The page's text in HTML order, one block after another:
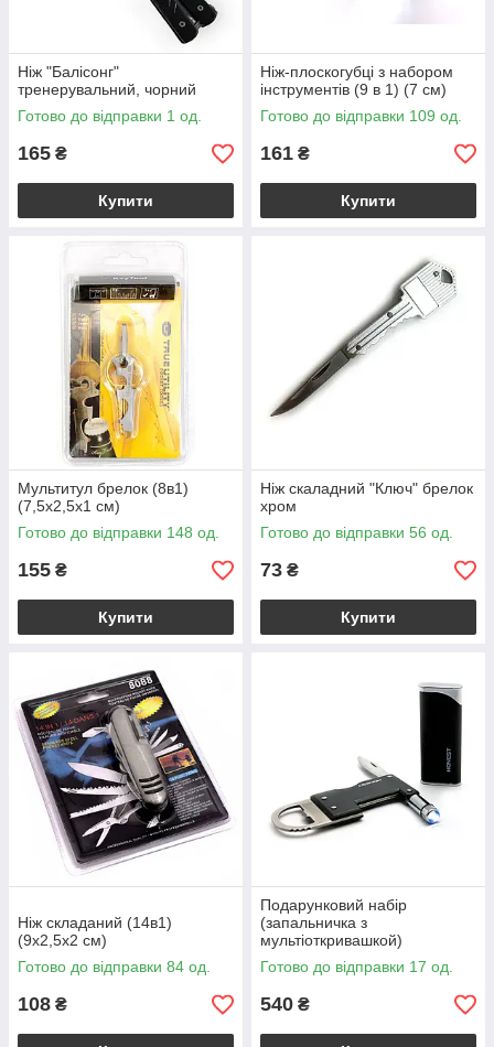
Ніж "Балісонг"
тренерувальний, чорний
Готово до відправки 1 од.
165 ₴
Купити
Ніж-плоскогубці з набором
інструментів (9 в 1) (7 см)
Готово до відправки 109 од.
161 ₴
Купити
Мультитул брелок (8в1)
(7,5х2,5х1 см)
Готово до відправки 148 од.
155 ₴
Купити
Ніж скаладний "Ключ" брелок
хром
Готово до відправки 56 од.
73 ₴
Купити
Ніж складаний (14в1)
(9х2,5х2 см)
Готово до відправки 84 од.
108 ₴
Подарунковий набір
(запальничка з
мультіоткривашкой)
Готово до відправки 17 од.
540 ₴